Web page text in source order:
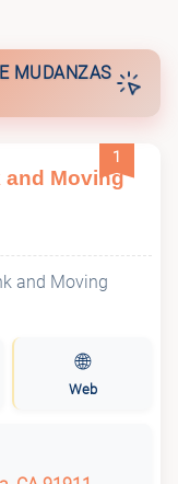
MUDANZAS
1
and Moving
🌐
Web